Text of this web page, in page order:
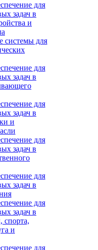
для
задач в
и
системы для
для
задач в
для
задач в
и
для
задач в
для
задач в
для
задач в
спорта,
и
для